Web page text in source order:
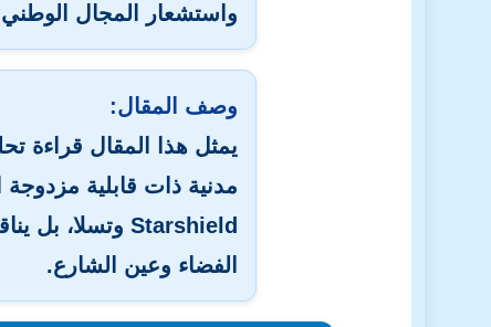
واستشعار المجال
وصف المقال:
يمثل هذا المقال قراءة
مدنية ذات قابلية
Starshield وتسلا، بل
الفضاء وعين الشارع.